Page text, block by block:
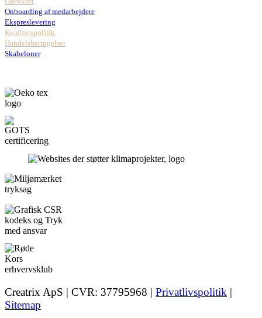
Onboarding af medarbejdere
Ekspreslevering
Kvalitetspolitik
Handelsbetingelser
Skabeloner
Creatrix ApS | CVR: 37795968 | Privatlivspolitik |
Sitemap